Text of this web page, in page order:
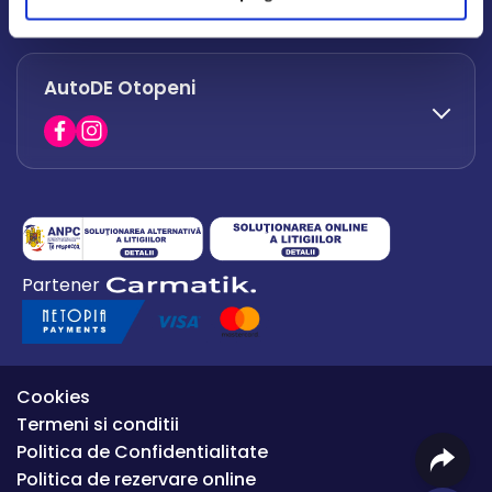
office.afumati@autode.ro
0730 063 852
0730 063 851
AutoDE Otopeni
0754 649 360
office.premium@autode.ro
Partener
Cookies
Termeni si conditii
Politica de Confidentialitate
Politica de rezervare online